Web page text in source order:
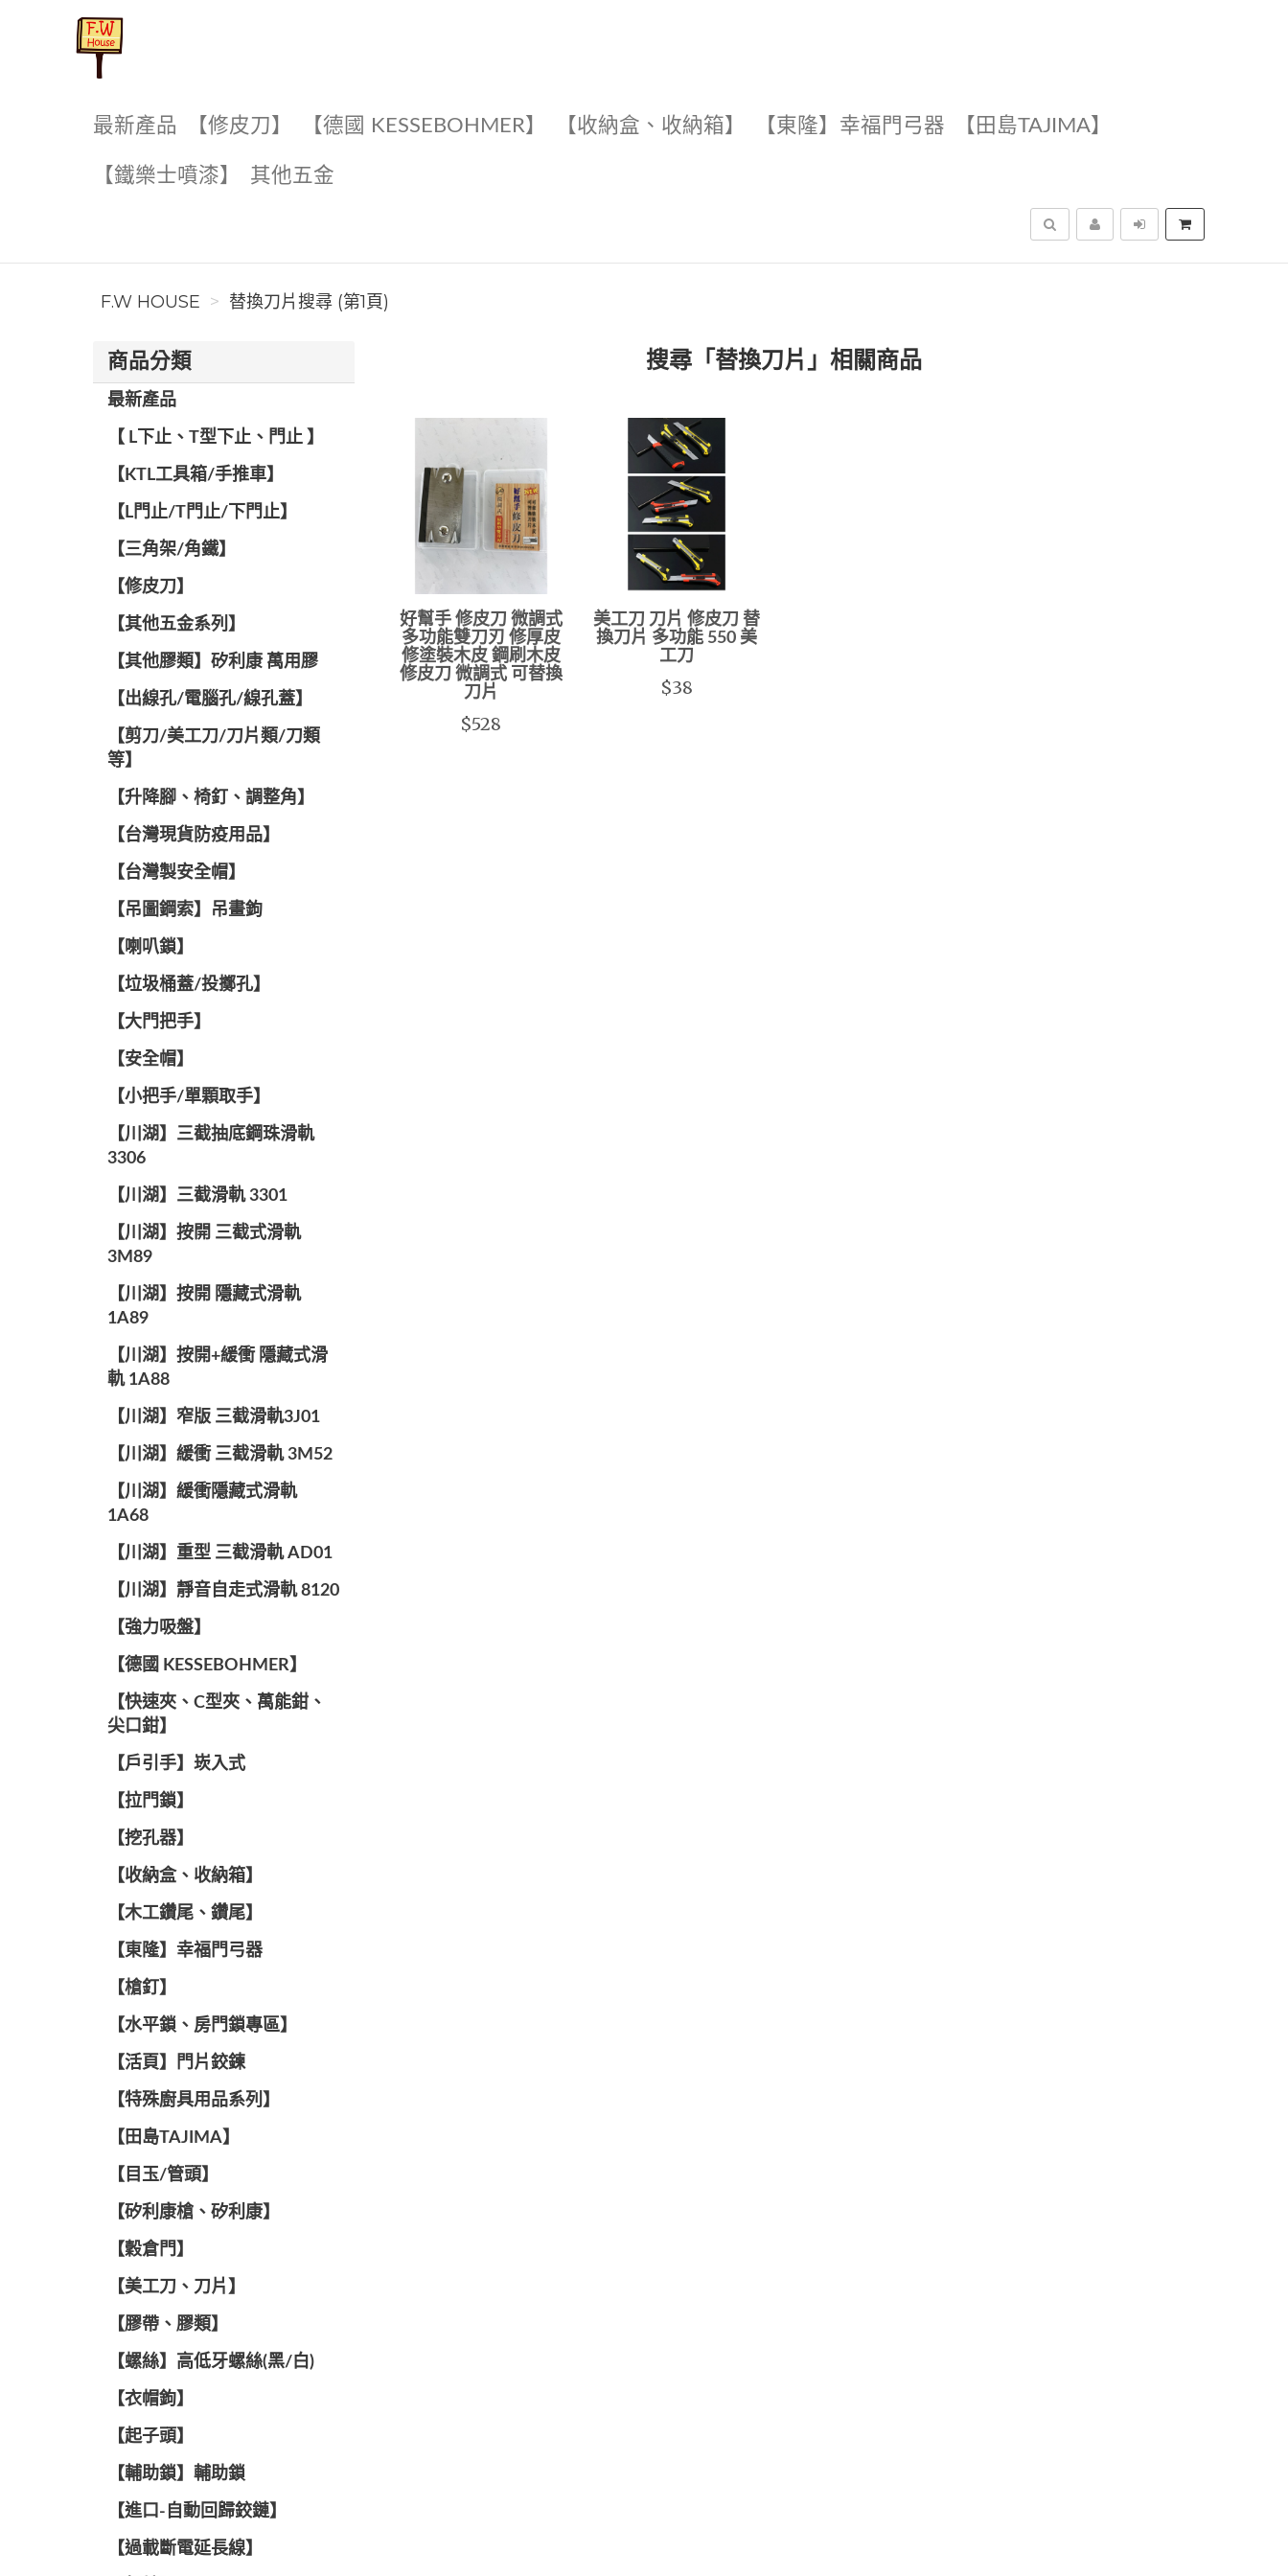
最新產品 【修皮刀】 【德國 KESSEBOHMER】 【收納盒、收納箱】 【東隆】幸福門弓器 【田島TAJIMA】
【鐵樂士噴漆】 其他五金
搜尋
F.W HOUSE 替換刀片搜尋 (第1頁)
商品分類
最新產品
【 L下止、T型下止、門止 】
【KTL工具箱/手推車】
【L門止/T門止/下門止】
【三角架/角鐵】
【修皮刀】
【其他五金系列】
【其他膠類】矽利康 萬用膠
【出線孔/電腦孔/線孔蓋】
【剪刀/美工刀/刀片類/刀類
等】
【升降腳、椅釘、調整角】
【台灣現貨防疫用品】
【台灣製安全帽】
【吊圖鋼索】吊畫鉤
【喇叭鎖】
【垃圾桶蓋/投擲孔】
【大門把手】
【安全帽】
【小把手/單顆取手】
【川湖】三截抽底鋼珠滑軌
3306
【川湖】三截滑軌 3301
【川湖】按開 三截式滑軌
3M89
【川湖】按開 隱藏式滑軌
1A89
【川湖】按開+緩衝 隱藏式滑
軌 1A88
【川湖】窄版 三截滑軌3J01
【川湖】緩衝 三截滑軌 3M52
【川湖】緩衝隱藏式滑軌
1A68
【川湖】重型 三截滑軌 AD01
【川湖】靜音自走式滑軌 8120
【強力吸盤】
【德國 KESSEBOHMER】
【快速夾、C型夾、萬能鉗、
尖口鉗】
【戶引手】崁入式
【拉門鎖】
【挖孔器】
【收納盒、收納箱】
【木工鑽尾、鑽尾】
【東隆】幸福門弓器
【槍釘】
【水平鎖、房門鎖專區】
【活頁】門片鉸鍊
【特殊廚具用品系列】
【田島TAJIMA】
【目玉/管頭】
【矽利康槍、矽利康】
【穀倉門】
【美工刀、刀片】
【膠帶、膠類】
【螺絲】高低牙螺絲(黑/白)
【衣帽鉤】
【起子頭】
【輔助鎖】輔助鎖
【進口-自動回歸鉸鏈】
【過載斷電延長線】
搜尋「替換刀片」相關商品
好幫手 修皮刀 微調式
多功能雙刀刃 修厚皮
修塗裝木皮 鋼刷木皮
修皮刀 微調式 可替換
刀片
$528
美工刀 刀片 修皮刀 替
換刀片 多功能 550 美
工刀
$38